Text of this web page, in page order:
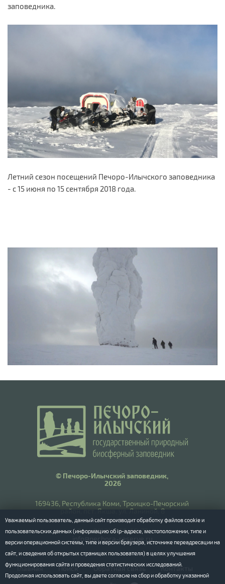
заповедника.
Летний сезон посещений Печоро-Илычского заповедника
- с 15 июня по 15 сентября 2018 года.
© Печоро-Илычский заповедник,
2026
169436, Республика Коми, Троицко-Печорский
район, пст. Якша, ул. Ланиной, 8
​Тел.: 8(8212) 55-55-77
info@pechora-reserve.ru
Главная Поиск Обратная связь Контакты
Уважаемый пользователь, данный сайт производит обработку файлов cookie и
пользовательских данных (информацию об ip-адресе, местоположении, типе и
версии операционной системы, типе и версии браузера, источнике переадресации на
сайт, и сведения об открытых страницах пользователя) в целях улучшения
функционирования сайта и проведения статистических исследований.
Продолжая использовать сайт, вы даете согласие на сбор и обработку указанной